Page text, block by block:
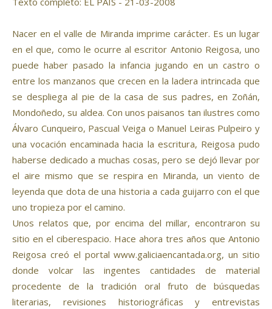
Nacer en el valle de Miranda imprime carácter. Es un lugar
en el que, como le ocurre al escritor Antonio Reigosa, uno
puede haber pasado la infancia jugando en un castro o
entre los manzanos que crecen en la ladera intrincada que
se despliega al pie de la casa de sus padres, en Zoñán,
Mondoñedo, su aldea. Con unos paisanos tan ilustres como
Álvaro Cunqueiro, Pascual Veiga o Manuel Leiras Pulpeiro y
una vocación encaminada hacia la escritura, Reigosa pudo
haberse dedicado a muchas cosas, pero se dejó llevar por
el aire mismo que se respira en Miranda, un viento de
leyenda que dota de una historia a cada guijarro con el que
uno tropieza por el camino.
Unos relatos que, por encima del millar, encontraron su
sitio en el ciberespacio. Hace ahora tres años que Antonio
Reigosa creó el portal www.galiciaencantada.org, un sitio
donde volcar las ingentes cantidades de material
procedente de la tradición oral fruto de búsquedas
literarias, revisiones historiográficas y entrevistas